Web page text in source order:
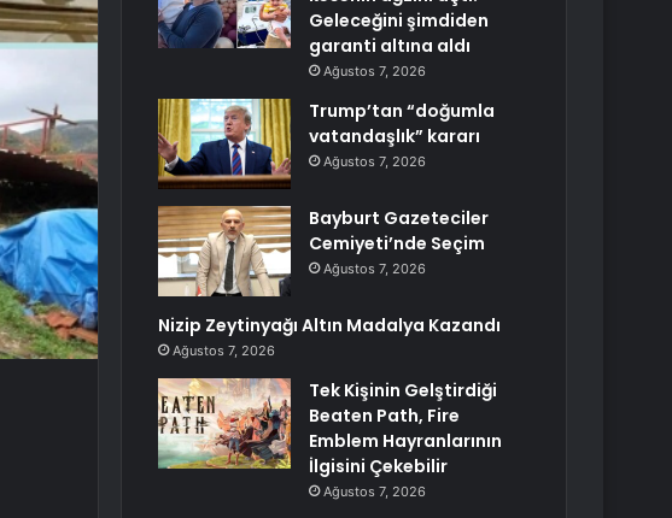
Geleceğini şimdiden
garanti altına aldı
Ağustos 7, 2026
Trump’tan “doğumla
vatandaşlık” kararı
Ağustos 7, 2026
Bayburt Gazeteciler
Cemiyeti’nde Seçim
Ağustos 7, 2026
Nizip Zeytinyağı Altın Madalya Kazandı
Ağustos 7, 2026
Tek Kişinin Gelştirdiği
Beaten Path, Fire
Emblem Hayranlarının
İlgisini Çekebilir
Ağustos 7, 2026